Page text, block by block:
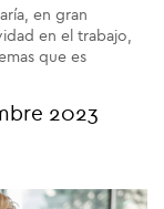
en gran
en el trabajo,
que es
2023